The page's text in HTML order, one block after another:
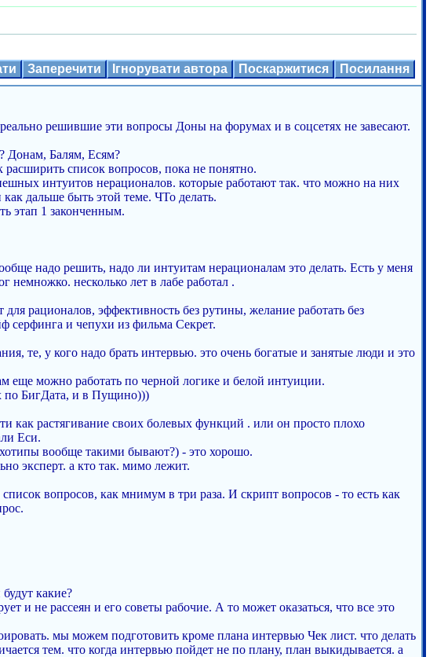
Заперечити Ігнорувати автора Поскаржитися Посилання
решившие эти вопросы Доны на форумах и в соцсетях не завесают.
Донам, Балям, Есям?
список вопросов, пока не понятно.
интуитов нерационалов. которые работают так. что можно на них
дальше быть этой теме. ЧТо делать.
этап 1 законченным.
надо решить, надо ли интуитам нерационалам это делать. Есть у меня
немножко. несколько лет в лабе работал .
рационалов, эффективность без рутины, желание работать без
серфинга и чепухи из фильма Секрет.
те, у кого надо брать интервью. это очень богатые и занятые люди и это
еще можно работать по черной логике и белой интуиции.
по БигДата, и в Пущино)))
как растягивание своих болевых функций . или он просто плохо
Еси.
вообще такими бывают?) - это хорошо.
эксперт. а кто так. мимо лежит.
вопросов, как мнимум в три раза. И скрипт вопросов - то есть как
какие?
и не рассеян и его советы рабочие. А то может оказаться, что все это
мы можем подготовить кроме плана интервью Чек лист. что делать
тем. что когда интервью пойдет не по плану, план выкидывается. а